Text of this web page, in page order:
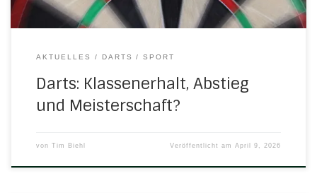
AKTUELLES DARTS SPORT
Darts: Klassenerhalt, Abstieg
und Meisterschaft?
von Tim Biehl Veröffentlicht amApril 9, 2026